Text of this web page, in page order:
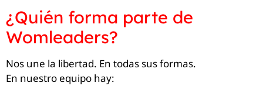
¿Quién forma parte de
Womleaders?
Nos une la libertad. En todas sus formas.
En nuestro equipo hay: